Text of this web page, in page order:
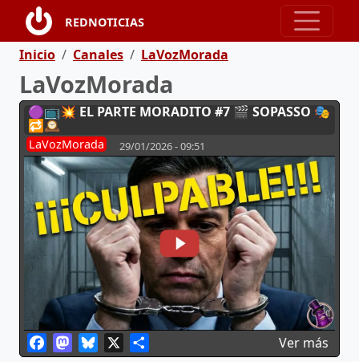
Pasar al contenido principal
REDNOTICIAS
Ruta de navegación
Inicio Canales LaVozMorada
LaVozMorada
🟣📺💥 EL PARTE MORADITO #7 🎬 SOPASSO 🎭
🔁🕰️
LaVozMorada 29/01/2026 - 09:51
Ver más
FacebookMastodon
Bluesky